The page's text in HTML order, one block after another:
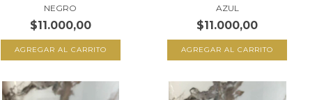
NEGRO
$11.000,00
AGREGAR AL CARRITO
AZUL
$11.000,00
AGREGAR AL CARRITO